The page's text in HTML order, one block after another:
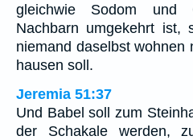
gleichwie Sodom und
Nachbarn umgekehrt ist,
niemand daselbst wohnen
hausen soll.
Jeremia 51:37
Und Babel soll zum
der Schakale werden,